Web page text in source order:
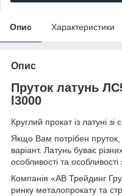
Опис Характеристики
Опис
Пруток латунь
l3000
Круглий прокат із латуні
Якщо Вам потрібен пруток,
варіант. Латунь буває
особливості та
Компанія «АВ Трейдинг
ринку металопрокату та